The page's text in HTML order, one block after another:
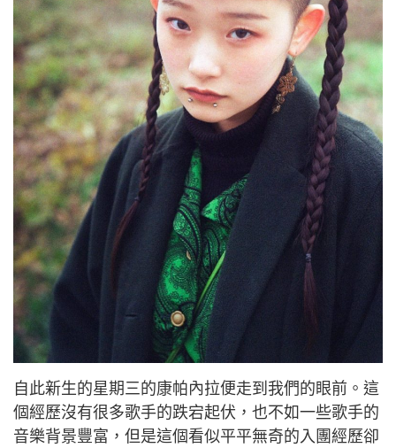
自此新生的星期三的康帕內拉便走到我們的眼前。這
個經歷沒有很多歌手的跌宕起伏，也不如一些歌手的
音樂背景豐富，但是這個看似平平無奇的入團經歷卻